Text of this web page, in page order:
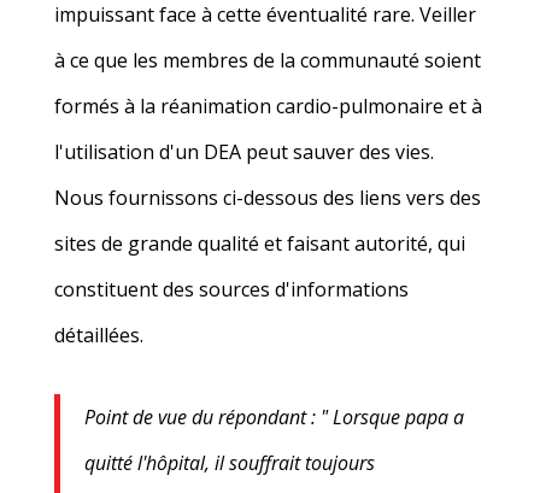
impuissant face à cette éventualité rare. Veiller
à ce que les membres de la communauté soient
formés à la réanimation cardio-pulmonaire et à
l'utilisation d'un DEA peut sauver des vies.
Nous fournissons ci-dessous des liens vers des
sites de grande qualité et faisant autorité, qui
constituent des sources d'informations
détaillées.
Point de vue du répondant : " Lorsque papa a
quitté l'hôpital, il souffrait toujours